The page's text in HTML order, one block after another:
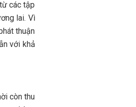
các tập
lai. Vì
thuận
với khả
còn thu